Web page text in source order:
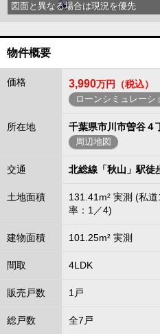
図面と異なる場合は現況を優先
物件概要
価格 3,990万円（税込）
ローンシミュレーシ
所在地 千葉県市川市曽谷４
周辺地図
交通 北総線「秋山」駅徒
土地面積
131.41m² 実測 (私
率：1／4)
建物面積 101.25m² 実測
間取 4LDK
販売戸数 1戸
総戸数 全7戸